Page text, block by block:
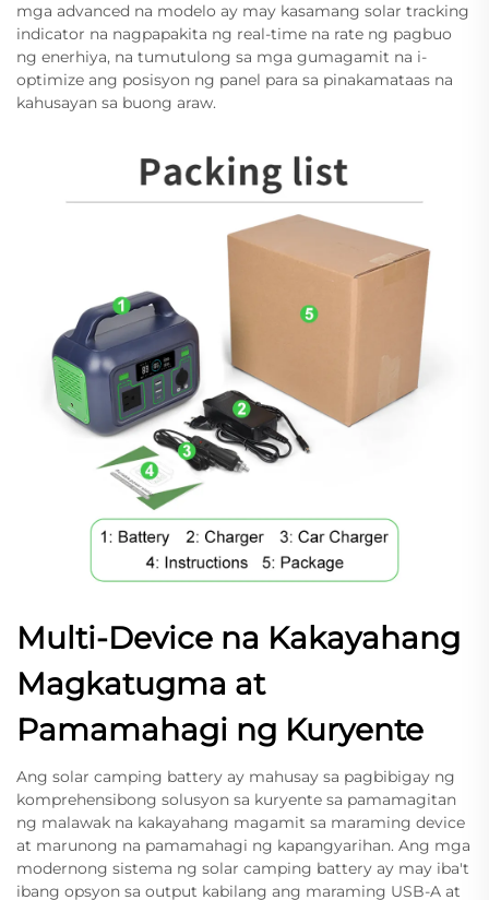
mga advanced na modelo ay may kasamang solar tracking
indicator na nagpapakita ng real-time na rate ng pagbuo
ng enerhiya, na tumutulong sa mga gumagamit na i-
optimize ang posisyon ng panel para sa pinakamataas na
kahusayan sa buong araw.
Multi-Device na Kakayahang
Magkatugma at
Pamamahagi ng Kuryente
Ang solar camping battery ay mahusay sa pagbibigay ng
komprehensibong solusyon sa kuryente sa pamamagitan
ng malawak na kakayahang magamit sa maraming device
at marunong na pamamahagi ng kapangyarihan. Ang mga
modernong sistema ng solar camping battery ay may iba't
ibang opsyon sa output kabilang ang maraming USB-A at